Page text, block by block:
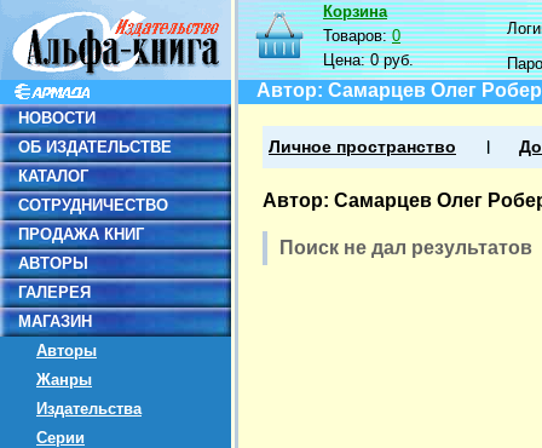
НОВОСТИ
ОБ ИЗДАТЕЛЬСТВЕ
КАТАЛОГ
СОТРУДНИЧЕСТВО
ПРОДАЖА КНИГ
АВТОРЫ
ГАЛЕРЕЯ
МАГАЗИН
Авторы
Жанры
Издательства
Серии
Корзина
Товаров:0
Цена:0 руб.
Автор: Самарцев Олег
Личное пространство
Автор: Самарцев Олег
Поиск не дал результатов